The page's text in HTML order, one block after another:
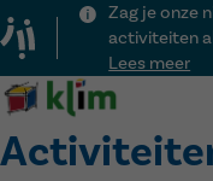
Klim
Zag je onze
activiteiten
Lees meer